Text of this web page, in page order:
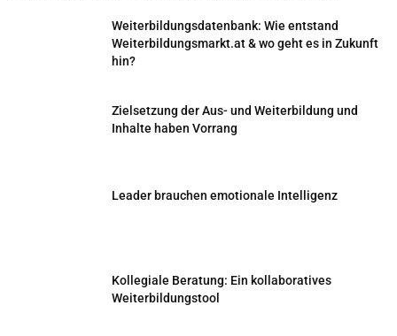
Weiterbildungsdatenbank: Wie entstand
Weiterbildungsmarkt.at & wo geht es in Zukunft
hin?
Zielsetzung der Aus- und Weiterbildung und
Inhalte haben Vorrang
Leader brauchen emotionale Intelligenz
Kollegiale Beratung: Ein kollaboratives
Weiterbildungstool